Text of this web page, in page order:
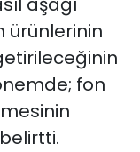
ürünlerinin
fon